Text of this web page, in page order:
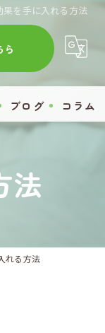
を手に入れる方法
ら
ブログ コラム
法
れる方法